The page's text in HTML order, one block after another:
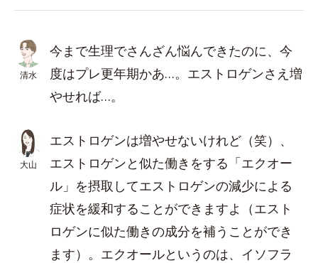
清水
今まで生理でさんざん悩んできたのに、今
度はプレ更年期かあ…。エストロゲンさえ増
やせれば…。
大山
エストロゲンは増やせないけれど（笑）、
エストロゲンと似た働きをする「エクオー
ル」を摂取してエストロゲンの減少による
症状を緩和することができますよ（エスト
ロゲンに似た働きの成分を補うことができ
ます）。エクオールというのは、イソフラ